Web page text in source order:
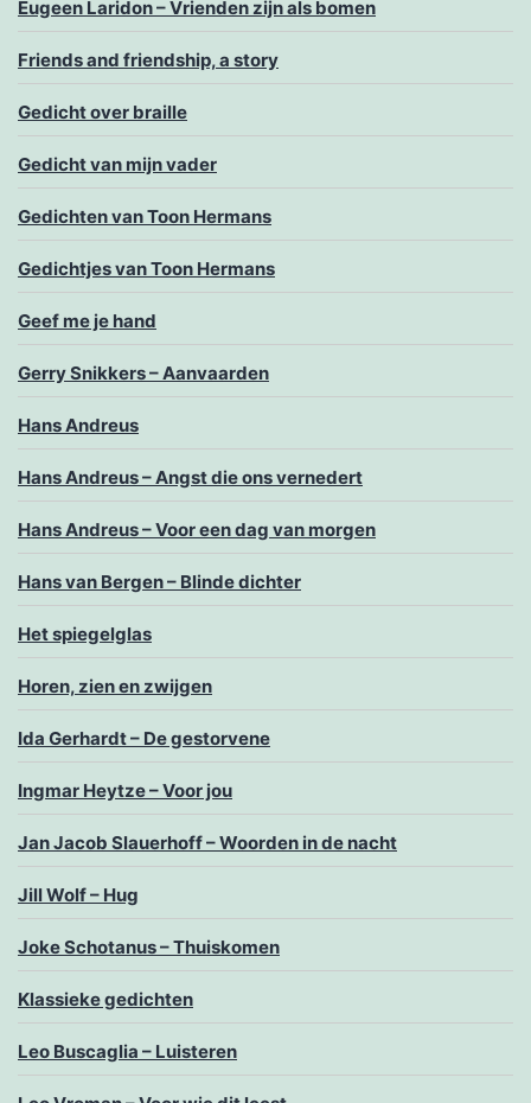
Eugeen Laridon – Vrienden zijn als bomen
Friends and friendship, a story
Gedicht over braille
Gedicht van mijn vader
Gedichten van Toon Hermans
Gedichtjes van Toon Hermans
Geef me je hand
Gerry Snikkers – Aanvaarden
Hans Andreus
Hans Andreus – Angst die ons vernedert
Hans Andreus – Voor een dag van morgen
Hans van Bergen – Blinde dichter
Het spiegelglas
Horen, zien en zwijgen
Ida Gerhardt – De gestorvene
Ingmar Heytze – Voor jou
Jan Jacob Slauerhoff – Woorden in de nacht
Jill Wolf – Hug
Joke Schotanus – Thuiskomen
Klassieke gedichten
Leo Buscaglia – Luisteren